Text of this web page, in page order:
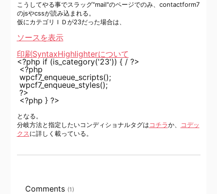
こうしてやる事でスラッグ"mail"のページでのみ、contactform7
のjsやcssが読み込まれる。
仮にカテゴリＩＤが23だった場合は、
ソースを表示
印刷SyntaxHighlighterについて
<?php if (is_category('23')) { / ?>
<?php
wpcf7_enqueue_scripts();
wpcf7_enqueue_styles();
?>
<?php } ?>
となる。
分岐方法と指定したいコンディショナルタグはコチラか、
コデッ
クスに詳しく載っている。
Comments (1)